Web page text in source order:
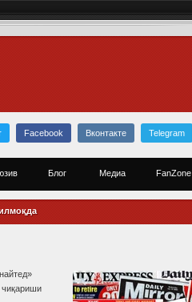
Facebook Вконтакте Telegram
Блог Медиа FanZone
чиқариши